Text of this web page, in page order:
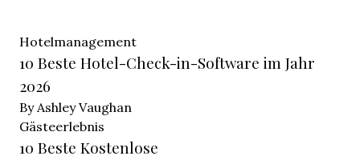
Hotelmanagement
10 Beste Hotel-Check-in-Software im Jahr
2026
By Ashley Vaughan
Gästeerlebnis
10 Beste Kostenlose